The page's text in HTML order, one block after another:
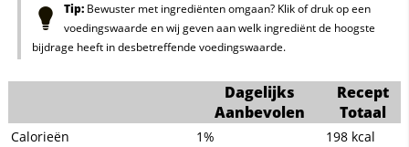
Tip:Bewuster met ingrediënten omgaan? Klik of druk op een
voedingswaarde en wij geven aan welk ingrediënt de hoogste
bijdrage heeft in desbetreffende voedingswaarde.
Dagelijks
Aanbevolen
Recept
Totaal
Calorieën 1% 198 kcal